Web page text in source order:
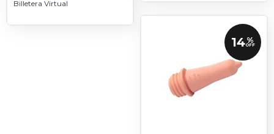
Billetera Virtual
14 %
OFF